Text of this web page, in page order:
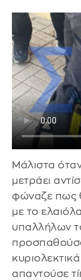
Μάλιστα
μετράει
φώναζε πως
με το
υπαλλήλων
απαντούσε